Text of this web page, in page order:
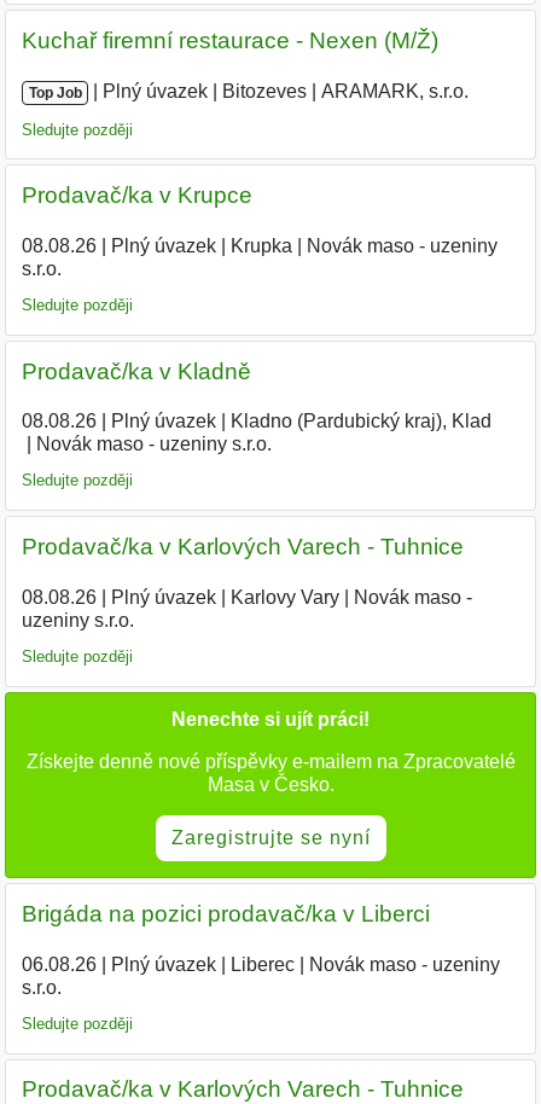
Kuchař firemní restaurace - Nexen (M/Ž)
Top Job Plný úvazek Bitozeves ARAMARK, s.r.o.
Sledujte později
Prodavač/ka v Krupce
08.08.26| Plný úvazek| Krupka
Novák maso - uzeniny
s.r.o.
Sledujte později
Prodavač/ka v Kladně
08.08.26| Plný úvazek| Kladno (Pardubický kraj), Klad
Novák maso - uzeniny s.r.o.
Sledujte později
Prodavač/ka v Karlových Varech - Tuhnice
08.08.26| Plný úvazek| Karlovy Vary|
Novák maso -
uzeniny s.r.o.
Sledujte později
Nenechte si ujít práci!
Získejte denně nové příspěvky e-mailem na Zpracovatelé
Masa v Česko.
Zaregistrujte se nyní
Brigáda na pozici prodavač/ka v Liberci
06.08.26| Plný úvazek| Liberec|
Novák maso - uzeniny
s.r.o.
Sledujte později
Prodavač/ka v Karlových Varech - Tuhnice